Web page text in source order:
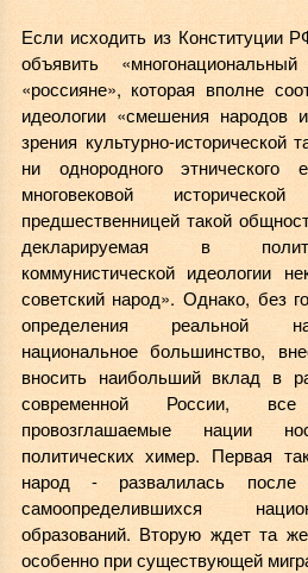
Если исходить из Конституции
объявить
«россияне», которая вполне
идеологии «смешения народов
зрения культурно-исторической
ни однородного этнического
многовековой
предшественницей такой
декларируемая в
коммунистической идеологии
советский народ». Однако, без
определения реальной
национальное большинство,
вносить наибольший вклад в
современной России,
провозглашаемые нации
политических химер. Первая
народ - развалилась
самоопределившихся
образований. Вторую ждет та
особенно при существующей